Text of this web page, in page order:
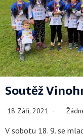
Soutěž
18 Září, 2021
V sobotu 18. 9. se